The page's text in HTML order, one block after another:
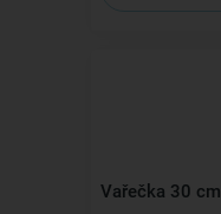
Vařečka 30 cm